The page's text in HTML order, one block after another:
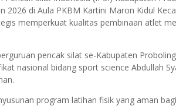
2026 di Aula PKBM Kartini Maron Kidul
memperkuat kualitas pembinaan atlet
pencak silat se-Kabupaten
nasional bidang sport science Abdullah
program latihan fisik yang aman